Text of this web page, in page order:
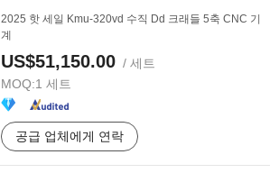
2025 핫 세일 Kmu-320vd 수직 Dd 크래들 5축 CNC 기
계
US$51,150.00 / 세트
MOQ:1 세트
공급 업체에게 연락